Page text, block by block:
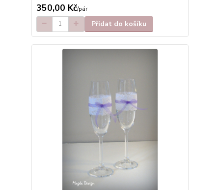
350,00 Kč/pár
Přidat do košíku